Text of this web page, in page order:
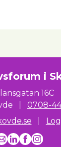
i
16C
0708-